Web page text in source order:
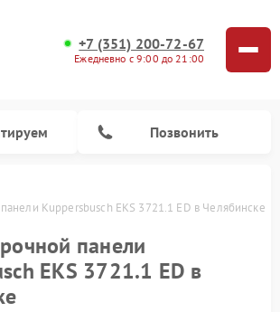
+7 (351) 200-72-67
Ежедневно с 9:00 до 21:00
Позвонить
Kuppersbusch EKS 3721.1 ED в Челябинске
панели
EKS 3721.1 ED в